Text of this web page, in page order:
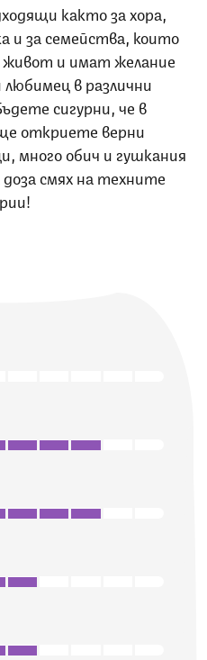
както за хора,
и за семейства, които
и имат желание
в различни
сигурни, че в
откриете верни
много обич и гушкания
смях на техните